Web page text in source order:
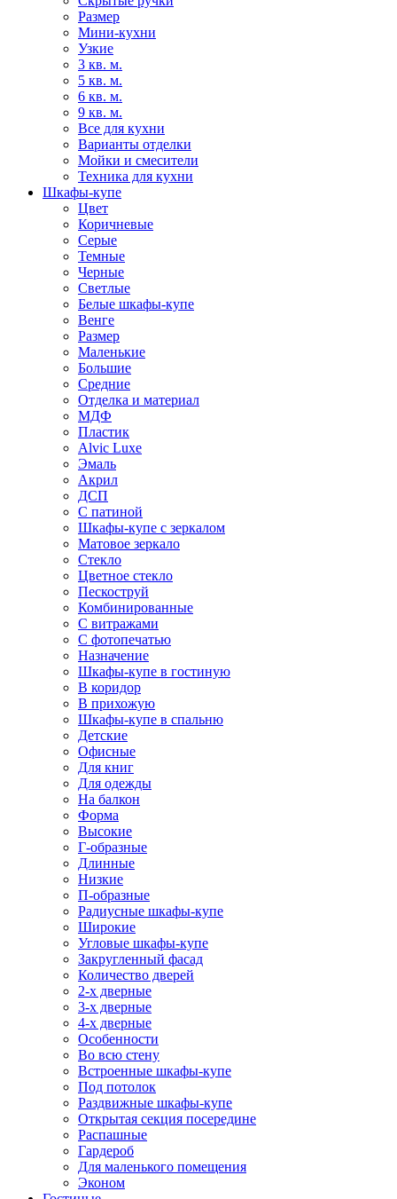
Размер
Мини-кухни
Узкие
3 кв. м.
5 кв. м.
6 кв. м.
9 кв. м.
Все для кухни
Варианты отделки
Мойки и смесители
Техника для кухни
Шкафы-купе
Цвет
Коричневые
Серые
Темные
Черные
Светлые
Белые шкафы-купе
Венге
Размер
Маленькие
Большие
Средние
Отделка и материал
МДФ
Пластик
Alvic Luxe
Эмаль
Акрил
ДСП
С патиной
Шкафы-купе с зеркалом
Матовое зеркало
Стекло
Цветное стекло
Пескоструй
Комбинированные
С витражами
С фотопечатью
Назначение
Шкафы-купе в гостиную
В коридор
В прихожую
Шкафы-купе в спальню
Детские
Офисные
Для книг
Для одежды
На балкон
Форма
Высокие
Г-образные
Длинные
Низкие
П-образные
Радиусные шкафы-купе
Широкие
Угловые шкафы-купе
Закругленный фасад
Количество дверей
2-х дверные
3-х дверные
4-х дверные
Особенности
Во всю стену
Встроенные шкафы-купе
Под потолок
Раздвижные шкафы-купе
Открытая секция посередине
Распашные
Гардероб
Для маленького помещения
Эконом